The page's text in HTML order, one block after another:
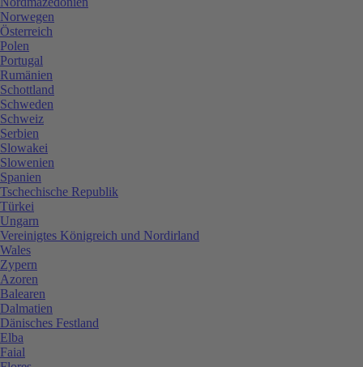
Norwegen
Österreich
Polen
Portugal
Rumänien
Schottland
Schweden
Schweiz
Serbien
Slowakei
Slowenien
Spanien
Tschechische Republik
Türkei
Ungarn
Vereinigtes Königreich und Nordirland
Wales
Zypern
Azoren
Balearen
Dalmatien
Dänisches Festland
Elba
Faial